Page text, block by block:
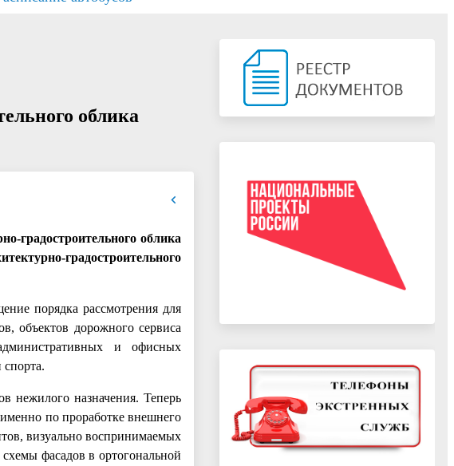
облика
градостроительного облика
градостроительного
порядка рассмотрения для
объектов дорожного сервиса
и офисных
нежилого назначения. Теперь
по проработке внешнего
визуально воспринимаемых
фасадов в ортогональной